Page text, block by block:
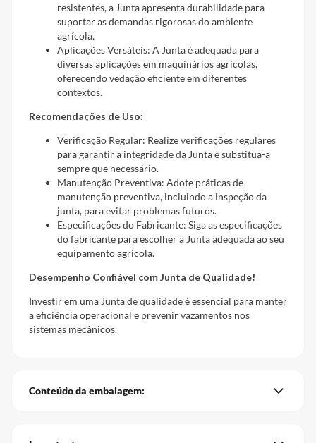
resistentes, a Junta apresenta durabilidade para
suportar as demandas rigorosas do ambiente
agrícola.
Aplicações Versáteis: A Junta é adequada para
diversas aplicações em maquinários agrícolas,
oferecendo vedação eficiente em diferentes
contextos.
Recomendações de Uso:
Verificação Regular: Realize verificações regulares
para garantir a integridade da Junta e substitua-a
sempre que necessário.
Manutenção Preventiva: Adote práticas de
manutenção preventiva, incluindo a inspeção da
junta, para evitar problemas futuros.
Especificações do Fabricante: Siga as especificações
do fabricante para escolher a Junta adequada ao seu
equipamento agrícola.
Desempenho Confiável com Junta de Qualidade!
Investir em uma Junta de qualidade é essencial para manter
a eficiência operacional e prevenir vazamentos nos
sistemas mecânicos.
Conteúdo da embalagem: